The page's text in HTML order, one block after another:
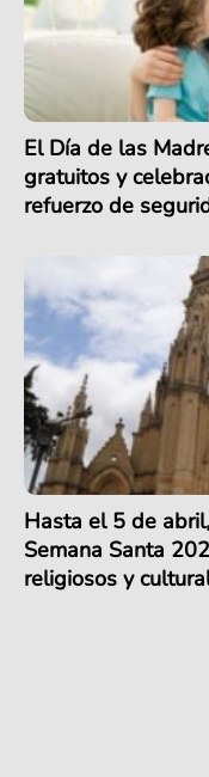
El Día de las
gratuitos y
refuerzo de
Hasta el 5 de
Semana Santa
religiosos y